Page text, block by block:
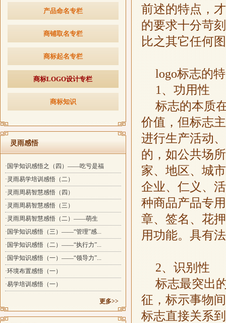
产品命名专栏
商铺取名专栏
商标起名专栏
商标LOGO设计专栏
商标知识
灵雨感悟
·国学知识感悟之（四）——吃亏是福
·灵雨易学培训感悟（二）
·灵雨周易智慧感悟（四）
·灵雨周易智慧感悟（三）
·灵雨周易智慧感悟（二）——萌生
·国学知识感悟（三）——“管理”感...
·国学知识感悟（二）——“执行力”...
·国学知识感悟（一）——“领导力”...
·环境布置感悟（一）
·易学培训感悟（一）
更多>>
前述的特点，
的要求十分苛
比之其它任何
logo标志的
1、功用性
标志的本质
价值，但标志
进行生产活动
的，如公共场
家、地区、城
企业、仁义、
种商品产品专
章、签名、花
用功能。具有
2、识别性
标志最突出
征，标示事物
标志直接关系